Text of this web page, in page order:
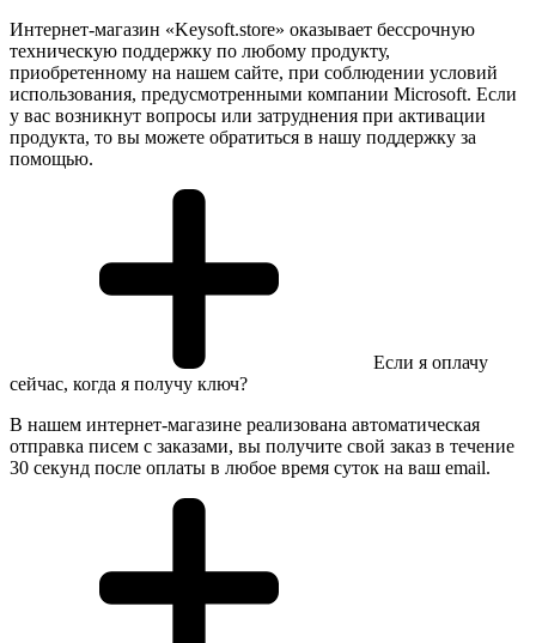
Интернет-магазин «Keysoft.store» оказывает бессрочную
техническую поддержку по любому продукту,
приобретенному на нашем сайте, при соблюдении условий
использования, предусмотренными компании Microsoft. Если
у вас возникнут вопросы или затруднения при активации
продукта, то вы можете обратиться в нашу поддержку за
помощью.
Если я оплачу
сейчас, когда я получу ключ?
В нашем интернет-магазине реализована автоматическая
отправка писем с заказами, вы получите свой заказ в течение
30 секунд после оплаты в любое время суток на ваш email.